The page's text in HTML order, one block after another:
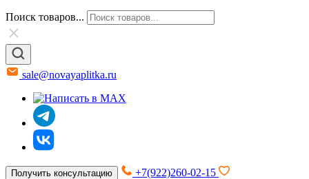
Поиск товаров...
sale@novayaplitka.ru
Получить консультацию +7(922)260-02-15